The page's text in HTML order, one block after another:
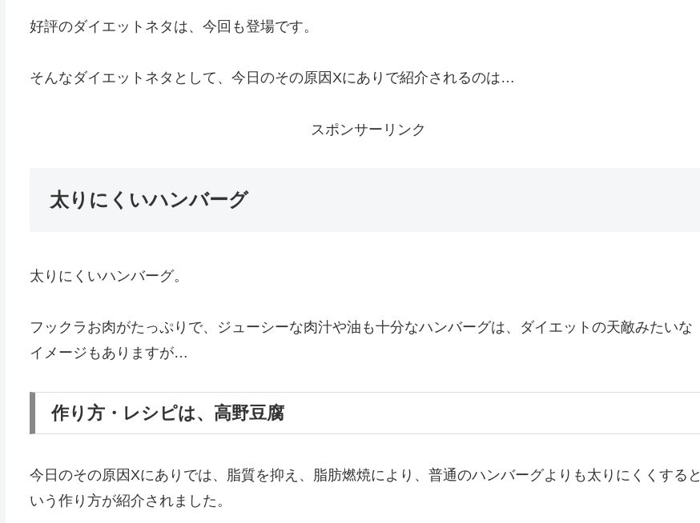
好評のダイエットネタは、今回も登場です。
そんなダイエットネタとして、今日のその原因Xにありで紹介されるのは…
スポンサーリンク
太りにくいハンバーグ
太りにくいハンバーグ。
フックラお肉がたっぷりで、ジューシーな肉汁や油も十分なハンバーグは、ダイエットの天敵みたいな
イメージもありますが…
作り方・レシピは、高野豆腐
今日のその原因Xにありでは、脂質を抑え、脂肪燃焼により、普通のハンバーグよりも太りにくくすると
いう作り方が紹介されました。